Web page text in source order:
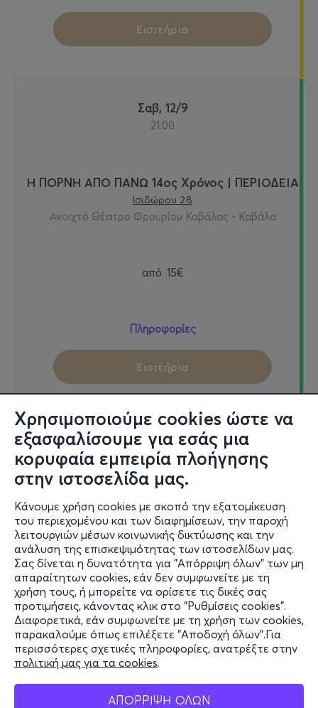
Χρησιμοποιούμε cookies ώστε να
εξασφαλίσουμε για εσάς μια
κορυφαία εμπειρία πλοήγησης
στην ιστοσελίδα μας.
Κάνουμε χρήση cookies με σκοπό την εξατομίκευση
του περιεχομένου και των διαφημίσεων, την παροχή
λειτουργιών μέσων κοινωνικής δικτύωσης και την
ανάλυση της επισκεψιμότητας των ιστοσελίδων μας.
Σας δίνεται η δυνατότητα για "Απόρριψη όλων" των μη
απαραίτητων cookies, εάν δεν συμφωνείτε με τη
χρήση τους, ή μπορείτε να ορίσετε τις δικές σας
προτιμήσεις, κάνοντας κλικ στο "Ρυθμίσεις cookies".
Διαφορετικά, εάν συμφωνείτε με τη χρήση των cookies,
παρακαλούμε όπως επιλέξετε "Αποδοχή όλων".Για
περισσότερες σχετικές πληροφορίες, ανατρέξτε στην
πολιτική μας για τα cookies.
ΑΠΟΡΡΙΨΗ ΟΛΩΝ
Εισιτήρια
Σαβ, 12/9
21:00
Η ΠΟΡΝΗ ΑΠΟ ΠΑΝΩ 14ος Χρόνος | ΠΕΡΙΟΔΕΙΑ
Ισιδώρου 28
Ανοιχτό Θέατρο Φρουρίου Καβάλας - Καβάλα
από 15€
Πληροφορίες
Εισιτήρια
Σαβ, 19/9
21:00
Η ΠΟΡΝΗ ΑΠΟ ΠΑΝΩ 14ος Χρόνος | ΠΕΡΙΟΔΕΙΑ
Ηρακλείου 13,Πειραιάς 185 33
Βεάκειο Θέατρο, Πειραιάς - Πειραιάς, Αττική
18€
Πληροφορίες
Εισιτήρια